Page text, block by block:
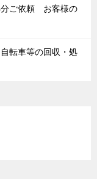
分ご依頼 お客様の
転車等の回収・処